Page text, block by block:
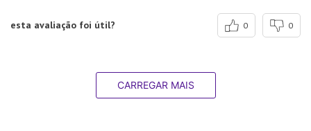
esta avaliação foi útil? 0 0
CARREGAR MAIS